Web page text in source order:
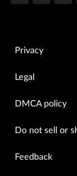
Privacy
Legal
DMCA policy
Do not sell or
Feedback